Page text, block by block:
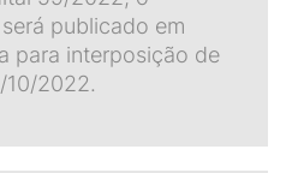
publicado em
para interposição de
10/2022.